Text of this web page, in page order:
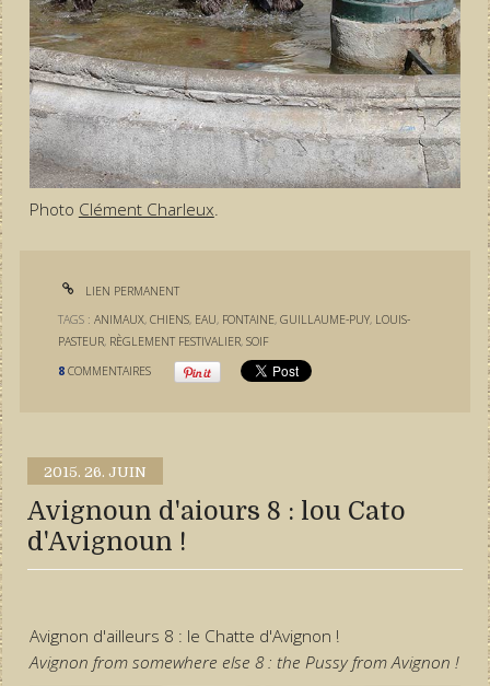
Photo Clément Charleux.
LIEN PERMANENT
TAGS :ANIMAUX,CHIENS, EAU, FONTAINE,GUILLAUME-PUY, LOUIS-
PASTEUR, RÈGLEMENT FESTIVALIER,SOIF
8 COMMENTAIRES
2015. 26. JUIN
Avignoun d'aiours 8 : lou Cato
d'Avignoun !
Avignon d'ailleurs 8 : le Chatte d'Avignon !
Avignon from somewhere else 8 : the Pussy from Avignon !